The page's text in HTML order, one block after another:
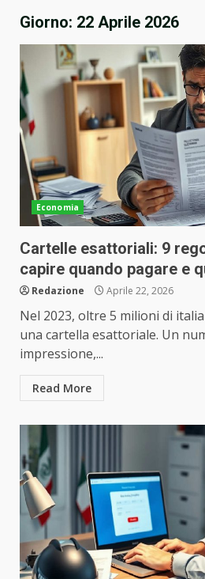
Giorno: 22 Aprile 2026
Economia
Cartelle esattoriali: 9
capire quando pagare e
Redazione Aprile 22, 2026
Nel 2023, oltre 5 milioni di
una cartella esattoriale. Un
impressione,...
Read More